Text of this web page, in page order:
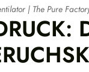
| The Pure